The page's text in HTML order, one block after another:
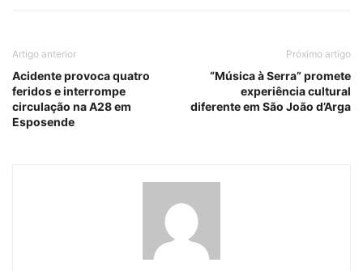
Artigo anterior
Acidente provoca quatro
feridos e interrompe
circulação na A28 em
Esposende
Próximo artigo
“Música à Serra” promete
experiência cultural
diferente em São João d’Arga